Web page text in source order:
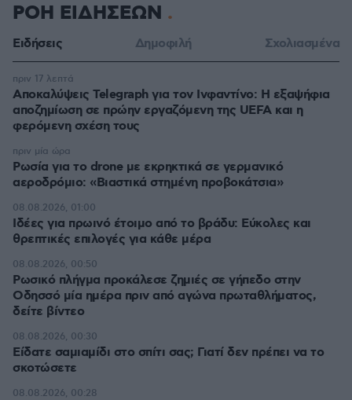
ΡΟΗ ΕΙΔΗΣΕΩΝ
Ειδήσεις Δημοφιλή Σχολιασμένα
Αποκαλύψεις Telegraph για τον Ινφαντίνο: Η εξαψήφια
αποζημίωση σε πρώην εργαζόμενη της UEFA και η
φερόμενη σχέση τους
πριν 17 λεπτά
Ρωσία για το drone με εκρηκτικά σε γερμανικό
αεροδρόμιο: «Βιαστικά στημένη προβοκάτσια»
πριν μία ώρα
Ιδέες για πρωινό έτοιμο από το βράδυ: Εύκολες και
θρεπτικές επιλογές για κάθε μέρα
08.08.2026, 01:00
Ρωσικό πλήγμα προκάλεσε ζημιές σε γήπεδο στην
Οδησσό μία ημέρα πριν από αγώνα πρωταθλήματος,
δείτε βίντεο
08.08.2026, 00:50
Είδατε σαμιαμίδι στο σπίτι σας; Γιατί δεν πρέπει να το
σκοτώσετε
08.08.2026, 00:30
08.08.2026, 00:28